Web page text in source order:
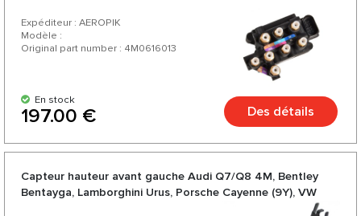
Expéditeur : AEROPIK
Modèle :
Original part number : 4M0616013
En stock
197.00 € Des détails
Capteur hauteur avant gauche Audi Q7/Q8 4M, Bentley
Bentayga, Lamborghini Urus, Porsche Cayenne (9Y), VW